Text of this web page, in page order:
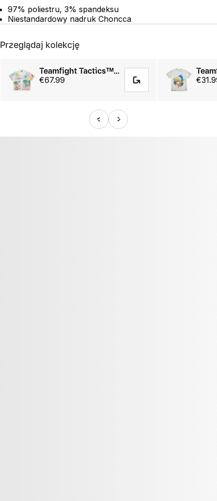
97% poliestru, 3% spandeksu
Niestandardowy nadruk Choncca
Przeglądaj kolekcję
Teamfight Tacticsᵀᴹ Choncc Summer Beach Shirt
€67.99